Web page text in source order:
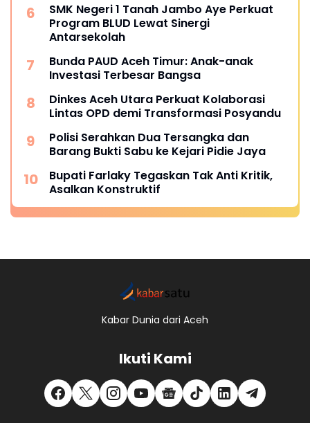
SMK Negeri 1 Tanah Jambo Aye Perkuat
Program BLUD Lewat Sinergi
Antarsekolah
Bunda PAUD Aceh Timur: Anak-anak
Investasi Terbesar Bangsa
Dinkes Aceh Utara Perkuat Kolaborasi
Lintas OPD demi Transformasi Posyandu
Polisi Serahkan Dua Tersangka dan
Barang Bukti Sabu ke Kejari Pidie Jaya
Bupati Farlaky Tegaskan Tak Anti Kritik,
Asalkan Konstruktif
Kabar Dunia dari Aceh
Ikuti Kami